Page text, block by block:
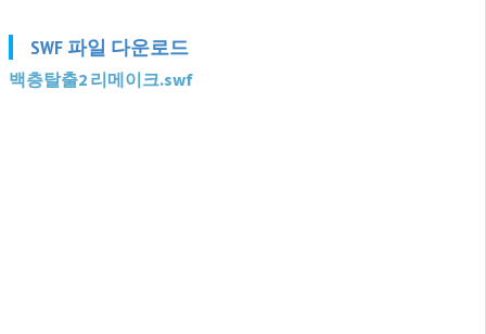
SWF 파일 다운로드
백층탈출2 리메이크.swf